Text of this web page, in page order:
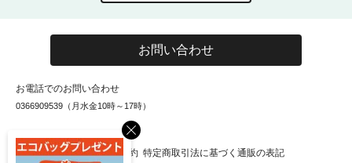
×
お問い合わせ
お電話でのお問い合わせ
0366909539（月水金10時～17時）
お知らせ 会社概要 利用規約 特定商取引法に基づく通販の表記